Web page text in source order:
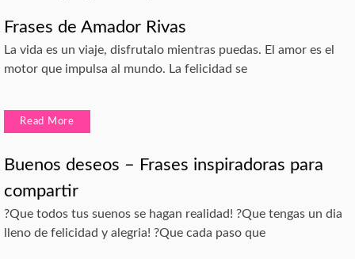
Frases de Amador Rivas
La vida es un viaje, disfrutalo mientras puedas. El amor es el
motor que impulsa al mundo. La felicidad se
Read More
Buenos deseos – Frases inspiradoras para
compartir
?Que todos tus suenos se hagan realidad! ?Que tengas un dia
lleno de felicidad y alegria! ?Que cada paso que